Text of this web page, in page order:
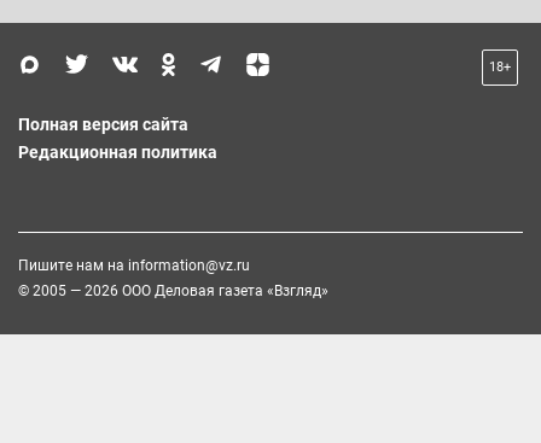
18+
Полная версия сайта
Редакционная политика
Пишите нам на information@vz.ru
© 2005 — 2026 ООО Деловая газета «Взгляд»